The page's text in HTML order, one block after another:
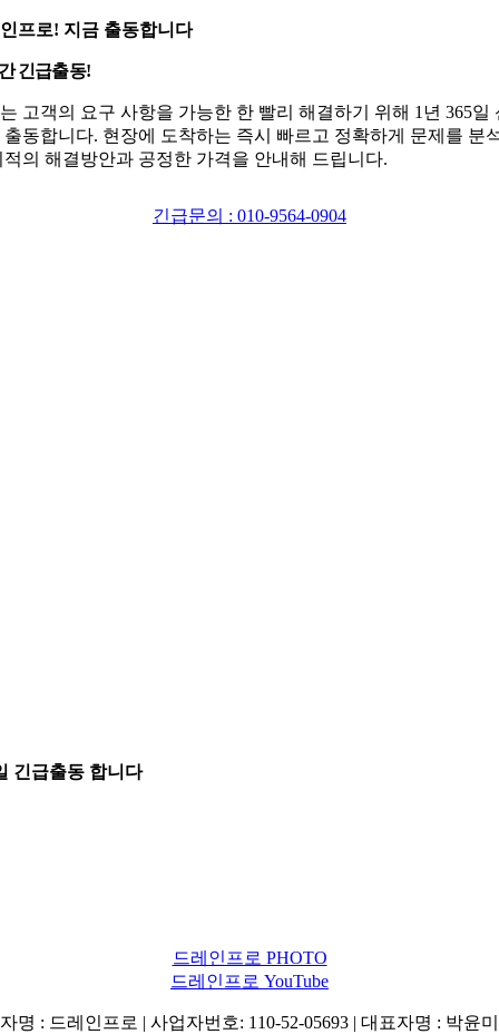
프로! 지금 출동합니다
긴급출동!
고객의 요구 사항을 가능한 한 빨리 해결하기 위해 1년 365일
출동합니다. 현장에 도착하는 즉시 빠르고 정확하게 문제를 분
적의 해결방안과 공정한 가격을 안내해 드립니다.
긴급문의 : 010-9564-0904
긴급출동 합니다
드레인프로 PHOTO
드레인프로 YouTube
명 : 드레인프로 | 사업자번호: 110-52-05693 | 대표자명 : 박윤